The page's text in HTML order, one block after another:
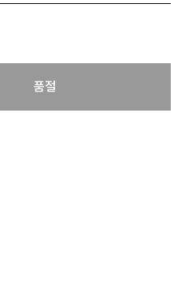
품절